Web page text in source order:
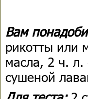
Вам
рикотты или
масла, 2 ч. л.
сушеной